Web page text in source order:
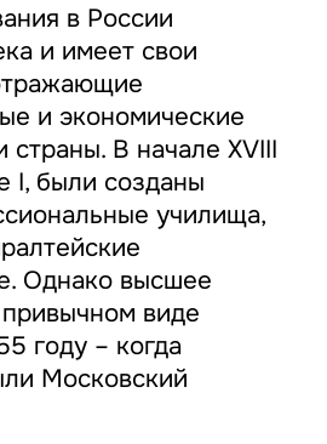
в России
и имеет свои
и экономические
В начале XVIII
I, были созданы
училища,
Однако высшее
виде
году – когда
Московский